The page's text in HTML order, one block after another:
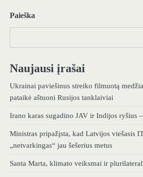
Paieška
Naujausi įrašai
Ukrainai paviešinus streiko filmuotą
pataikė aštuoni Rusijos tanklaiviai
Irano karas sugadino JAV ir Indijos ryšius
Ministras pripažįsta, kad Latvijos viešasis
„netvarkingas“ jau šešerius metus
Santa Marta, klimato veiksmai ir